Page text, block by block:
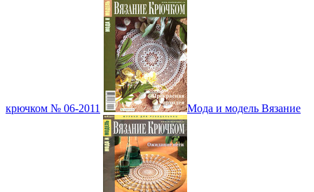
крючком № 06-2011 Мода и модель Вязание